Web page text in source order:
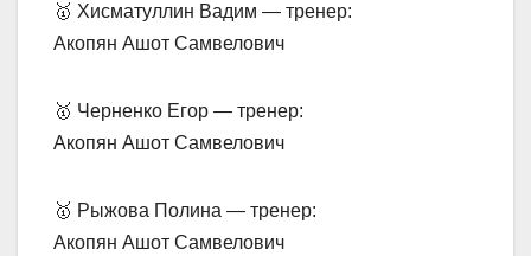
🥇 Хисматуллин Вадим — тренер:
Акопян Ашот Самвелович
🥇 Черненко Егор — тренер:
Акопян Ашот Самвелович
🥇 Рыжова Полина — тренер:
Акопян Ашот Самвелович